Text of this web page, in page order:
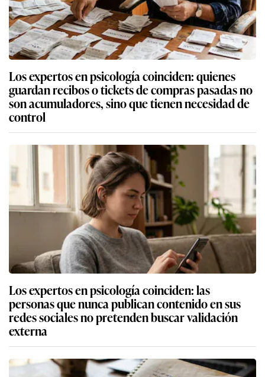
Los expertos en psicología coinciden: quienes
guardan recibos o tickets de compras pasadas no
son acumuladores, sino que tienen necesidad de
control
Los expertos en psicología coinciden: las
personas que nunca publican contenido en sus
redes sociales no pretenden buscar validación
externa